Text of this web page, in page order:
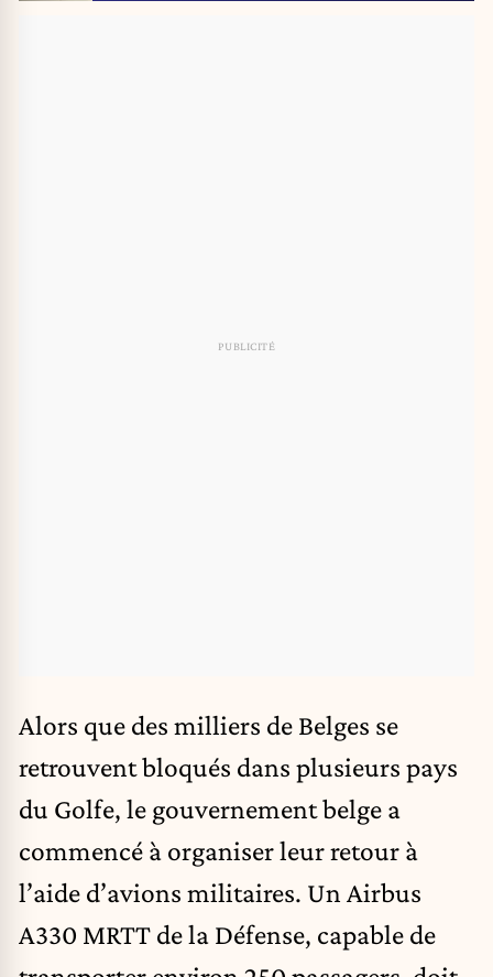
Alors que des milliers de Belges se
retrouvent bloqués dans plusieurs pays
du Golfe, le gouvernement belge a
commencé à organiser leur retour à
l’aide d’avions militaires. Un Airbus
A330 MRTT de la Défense, capable de